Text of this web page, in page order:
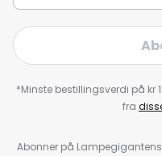
*Minste bestillingsverdi på kr
fra
Abonner på